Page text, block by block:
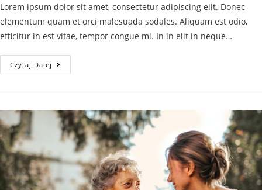
Lorem ipsum dolor sit amet, consectetur adipiscing elit. Donec
elementum quam et orci malesuada sodales. Aliquam est odio,
efficitur in est vitae, tempor congue mi. In in elit in neque…
Czytaj Dalej